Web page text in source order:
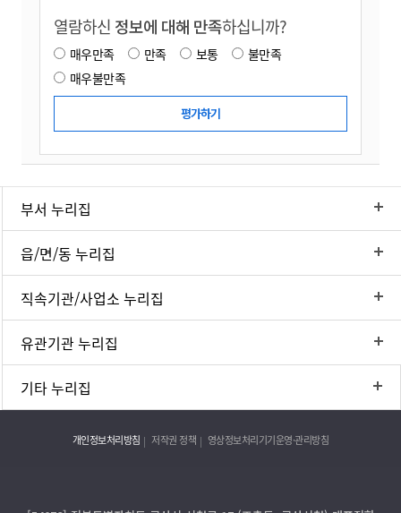
열람하신 정보에 대해 만족하십니까?
매우만족 만족 보통
불만족
매우불만족
부서 누리집
읍/면/동 누리집
직속기관/사업소 누리집
유관기관 누리집
기타 누리집
개인정보처리방침 저작권 정책 영상정보처리기기운영·관리방침